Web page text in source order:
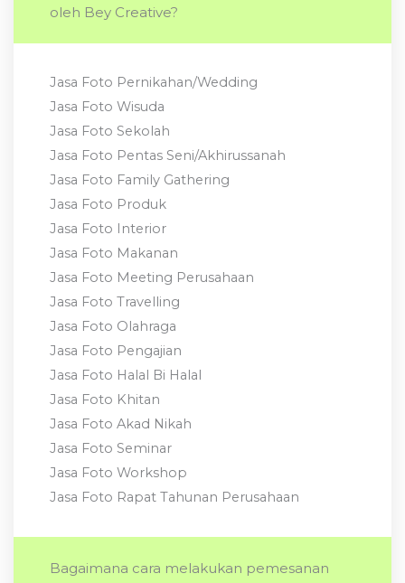
oleh Bey Creative?
Jasa Foto Pernikahan/Wedding
Jasa Foto Wisuda
Jasa Foto Sekolah
Jasa Foto Pentas Seni/Akhirussanah
Jasa Foto Family Gathering
Jasa Foto Produk
Jasa Foto Interior
Jasa Foto Makanan
Jasa Foto Meeting Perusahaan
Jasa Foto Travelling
Jasa Foto Olahraga
Jasa Foto Pengajian
Jasa Foto Halal Bi Halal
Jasa Foto Khitan
Jasa Foto Akad Nikah
Jasa Foto Seminar
Jasa Foto Workshop
Jasa Foto Rapat Tahunan Perusahaan
Bagaimana cara melakukan pemesanan